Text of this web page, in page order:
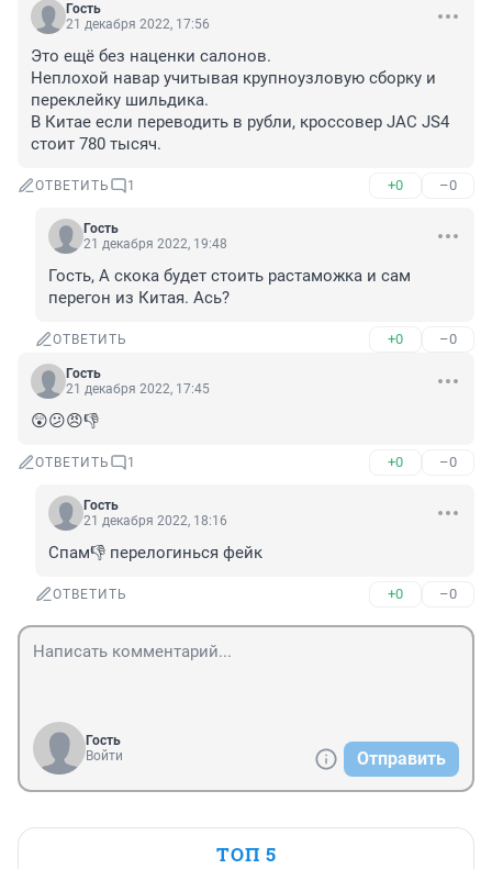
Гость
21 декабря 2022, 17:56
Это ещё без наценки салонов.
Неплохой навар учитывая крупноузловую сборку и
переклейку шильдика.
В Китае если переводить в рубли, кроссовер JAC JS4
стоит 780 тысяч.
ОТВЕТИТЬ 1 +0 –0
Гость
21 декабря 2022, 19:48
Гость, А скока будет стоить растаможка и сам
перегон из Китая. Ась?
ОТВЕТИТЬ +0 –0
Гость
21 декабря 2022, 17:45
😲😕😠👎
ОТВЕТИТЬ 1 +0 –0
Гость
21 декабря 2022, 18:16
Спам👎 перелогинься фейк
ОТВЕТИТЬ +0 –0
Гость
Войти
Отправить
ТОП 5